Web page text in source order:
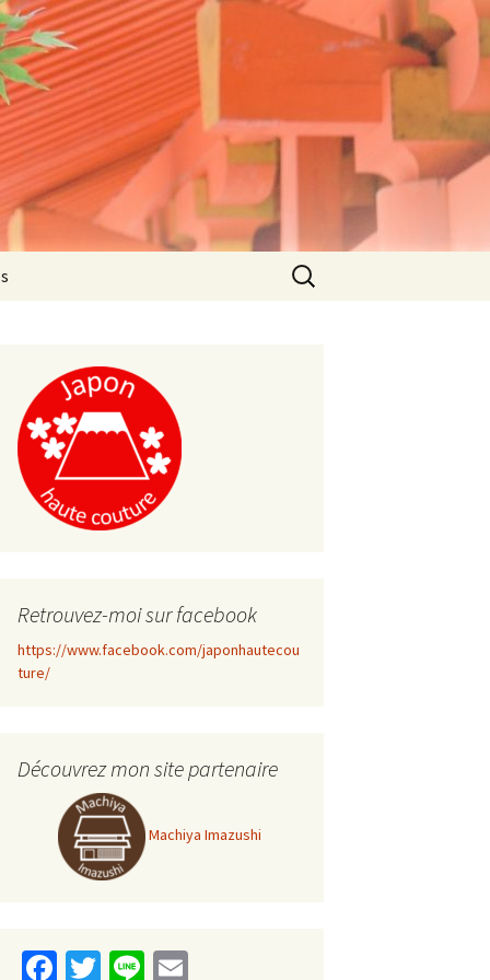
Rechercher :
Retrouvez-moi sur facebook
https://www.facebook.com/japonhautecou
ture/
Découvrez mon site partenaire
Machiya Imazushi
Fa T
Li